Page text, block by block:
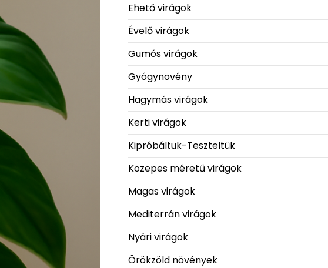
Ehető virágok
Évelő virágok
Gumós virágok
Gyógynövény
Hagymás virágok
Kerti virágok
Kipróbáltuk-Teszteltük
Közepes méretű virágok
Magas virágok
Mediterrán virágok
Nyári virágok
Örökzöld növények